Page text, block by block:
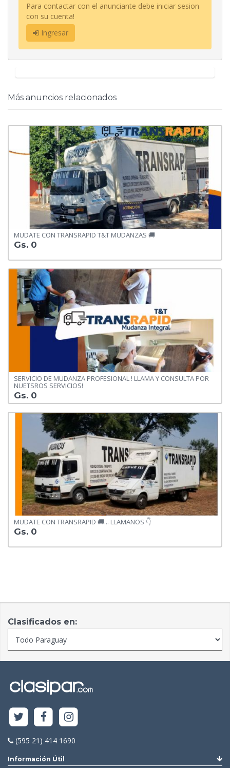
Para contactar con el anunciante debe iniciar sesion
con su cuenta!
Ingresar
Más anuncios relacionados
MUDATE CON TRANSRAPID T&T MUDANZAS 🚚
Gs. 0
SERVICIO DE MUDANZA PROFESIONAL ! LLAMA Y CONSULTA POR
NUETSROS SERVICIOS!
Gs. 0
MUDATE CON TRANSRAPID 🚚... LLAMANOS 👇
Gs. 0
Clasificados en:
(595 21) 414 1690
Información Útil